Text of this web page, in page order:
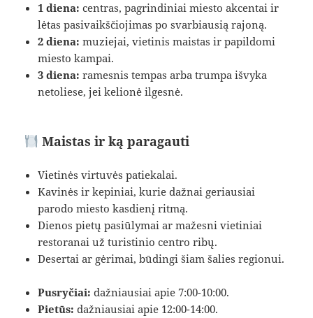
1 diena: centras, pagrindiniai miesto akcentai ir
lėtas pasivaikščiojimas po svarbiausią rajoną.
2 diena: muziejai, vietinis maistas ir papildomi
miesto kampai.
3 diena: ramesnis tempas arba trumpa išvyka
netoliese, jei kelionė ilgesnė.
Maistas ir ką paragauti
Vietinės virtuvės patiekalai.
Kavinės ir kepiniai, kurie dažnai geriausiai
parodo miesto kasdienį ritmą.
Dienos pietų pasiūlymai ar mažesni vietiniai
restoranai už turistinio centro ribų.
Desertai ar gėrimai, būdingi šiam šalies regionui.
Pusryčiai: dažniausiai apie 7:00-10:00.
Pietūs: dažniausiai apie 12:00-14:00.